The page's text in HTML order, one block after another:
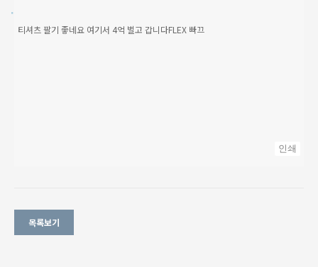
티셔츠 팔기 좋네요 여기서 4억 벌고 갑니다FLEX 빠끄
인쇄
목록보기